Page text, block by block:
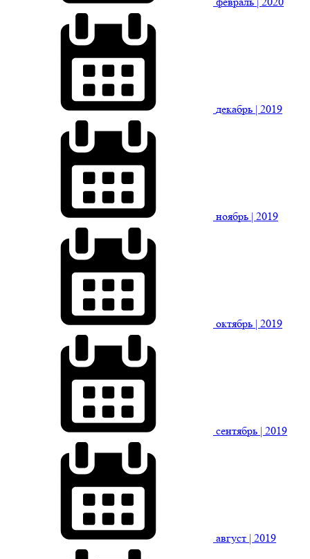
декабрь | 2019
ноябрь | 2019
октябрь | 2019
сентябрь | 2019
август | 2019